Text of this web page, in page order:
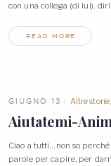
con una collega (di lui).
READ MORE
GIUGNO 13 Altre storie,
Aiutatemi-
Ciao a tutti…non so
parole per capire, per